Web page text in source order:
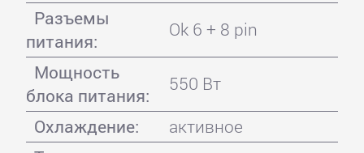
Разъемы
питания:
Ok 6 + 8 pin
Мощность
блока питания:
550 Вт
Охлаждение:
активное